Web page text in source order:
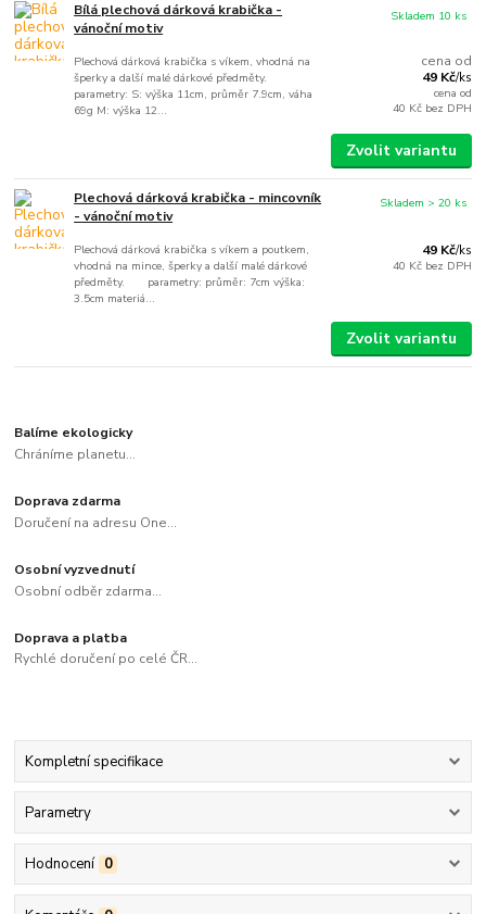
Bílá plechová dárková krabička -
vánoční motiv
Plechová dárková krabička s víkem, vhodná na
šperky a další malé dárkové předměty.
parametry: S: výška 11cm, průměr 7.9cm, váha
69g M: výška 12...
cena od
49 Kč/ks
cena od
40 Kč bez DPH
Skladem 10 ks
Zvolit variantu
Plechová dárková krabička - mincovník
- vánoční motiv
Plechová dárková krabička s víkem a poutkem,
vhodná na mince, šperky a další malé dárkové
předměty. parametry: průměr: 7cm výška:
3.5cm materiá...
49 Kč/ks
40 Kč bez DPH
Skladem > 20 ks
Zvolit variantu
Balíme ekologicky
Chráníme planetu...
Doprava zdarma
Doručení na adresu One...
Osobní vyzvednutí
Osobní odběr zdarma...
Doprava a platba
Rychlé doručení po celé ČR...
Kompletní specifikace
Parametry
Hodnocení 0